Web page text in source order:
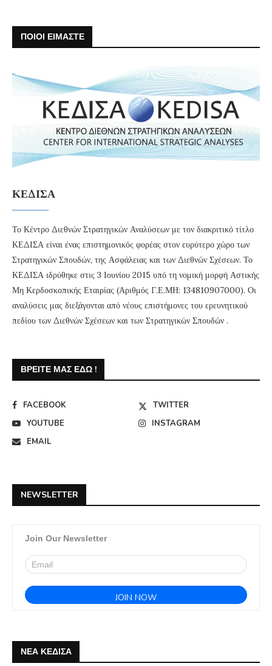
ΠΟΙΟΙ ΕΙΜΑΣΤΕ
ΚΕΔΙΣΑ
Το Κέντρο Διεθνών Στρατηγικών Αναλύσεων με τον διακριτικό τίτλο
ΚΕΔΙΣΑ είναι ένας επιστημονικός φορέας στον ευρύτερο χώρο των
Στρατηγικών Σπουδών, της Ασφάλειας και των Διεθνών Σχέσεων. Το
ΚΕΔΙΣΑ ιδρύθηκε στις 3 Ιουνίου 2015 υπό τη νομική μορφή Αστικής
Μη Κερδοσκοπικής Εταιρίας (Αριθμός Γ.Ε.ΜΗ: 134810907000). Οι
αναλύσεις μας διεξάγονται από νέους επιστήμονες του ερευνητικού
πεδίου των Διεθνών Σχέσεων και των Στρατηγικών Σπουδών .
ΒΡΕΊΤΕ ΜΑΣ ΕΔΏ !
FACEBOOK
TWITTER
YOUTUBE
INSTAGRAM
EMAIL
NEWSLETTER
Join Our Newsletter
ΝΕΑ ΚΕΔΙΣΑ